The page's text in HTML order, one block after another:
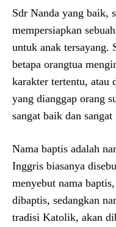
Sdr Nanda yang baik,
mempersiapkan
untuk anak tersayang.
betapa orangtua
karakter tertentu, atau
yang dianggap orang
sangat baik dan
Nama baptis adalah
Inggris biasanya
menyebut nama
dibaptis, sedangkan
tradisi Katolik, akan